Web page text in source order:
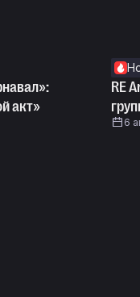
акт»
RE
6